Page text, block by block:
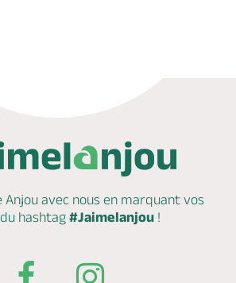
avec nous en marquantvos
hashtag#Jaimelanjou !